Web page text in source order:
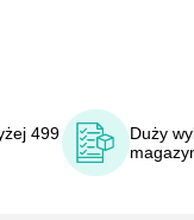
499
Duży